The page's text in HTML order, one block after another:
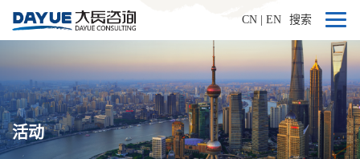
CN EN 搜索
活动